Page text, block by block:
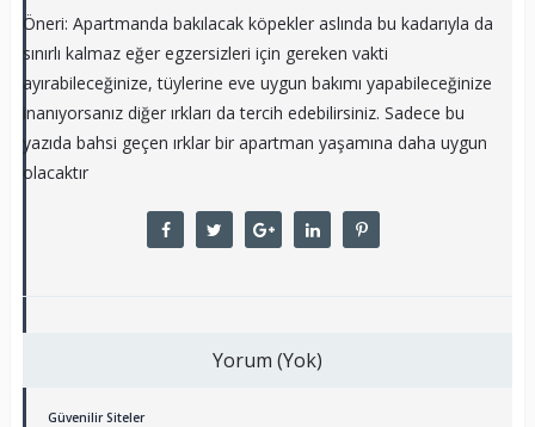
Öneri: Apartmanda bakılacak köpekler aslında bu kadarıyla da
sınırlı kalmaz eğer egzersizleri için gereken vakti
ayırabileceğinize, tüylerine eve uygun bakımı yapabileceğinize
inanıyorsanız diğer ırkları da tercih edebilirsiniz. Sadece bu
yazıda bahsi geçen ırklar bir apartman yaşamına daha uygun
olacaktır
Yorum (Yok)
Güvenilir Siteler